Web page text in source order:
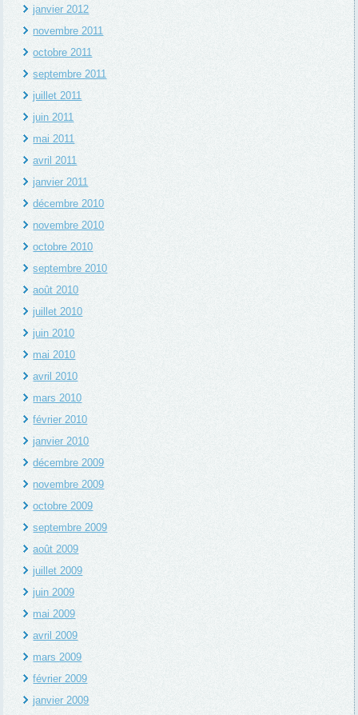
janvier 2012
novembre 2011
octobre 2011
septembre 2011
juillet 2011
juin 2011
mai 2011
avril 2011
janvier 2011
décembre 2010
novembre 2010
octobre 2010
septembre 2010
août 2010
juillet 2010
juin 2010
mai 2010
avril 2010
mars 2010
février 2010
janvier 2010
décembre 2009
novembre 2009
octobre 2009
septembre 2009
août 2009
juillet 2009
juin 2009
mai 2009
avril 2009
mars 2009
février 2009
janvier 2009